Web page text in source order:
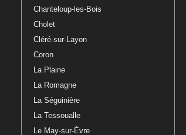
Chanteloup-les-Bois
Cholet
Cléré-sur-Layon
Coron
La Plaine
La Romagne
La Séguinière
La Tessoualle
Le May-sur-Èvre